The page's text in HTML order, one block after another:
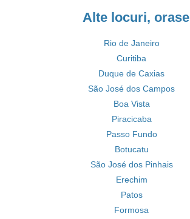
Alte locuri, orase
Rio de Janeiro
Curitiba
Duque de Caxias
São José dos Campos
Boa Vista
Piracicaba
Passo Fundo
Botucatu
São José dos Pinhais
Erechim
Patos
Formosa